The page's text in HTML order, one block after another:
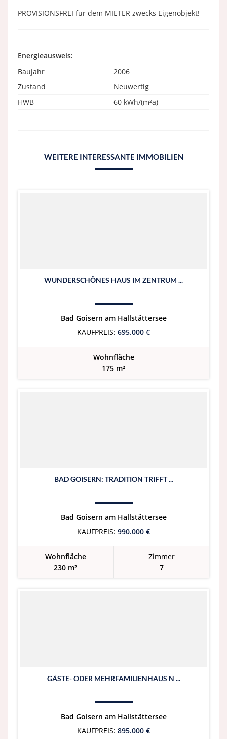
PROVISIONSFREI für dem MIETER zwecks Eigenobjekt!
Energieausweis:
Baujahr
2006
Zustand
Neuwertig
HWB
60 kWh/(m²a)
WEITERE INTERESSANTE IMMOBILIEN
WUNDERSCHÖNES HAUS IM ZENTRUM ...
Bad Goisern am Hallstättersee
KAUFPREIS: 695.000 €
Wohnfläche
175 m²
BAD GOISERN: TRADITION TRIFFT ...
Bad Goisern am Hallstättersee
KAUFPREIS: 990.000 €
Wohnfläche
230 m²
Zimmer
7
GÄSTE- ODER MEHRFAMILIENHAUS N ...
Bad Goisern am Hallstättersee
KAUFPREIS: 895.000 €